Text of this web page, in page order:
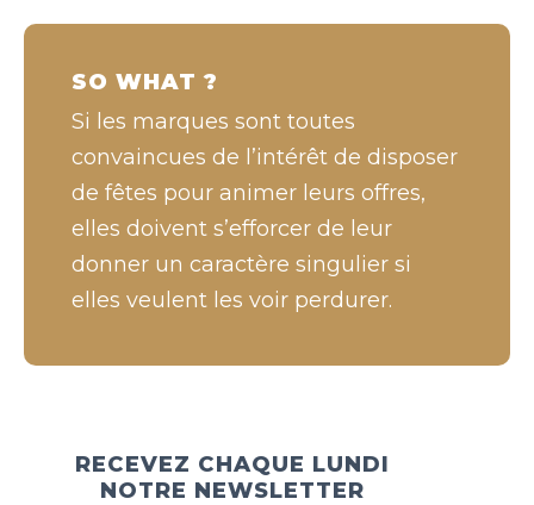
RECEVEZ CHAQUE LUNDI
NOTRE NEWSLETTER
SO WHAT ?
Si les marques sont toutes
convaincues de l’intérêt de disposer
de fêtes pour animer leurs offres,
elles doivent s’efforcer de leur
donner un caractère singulier si
elles veulent les voir perdurer.